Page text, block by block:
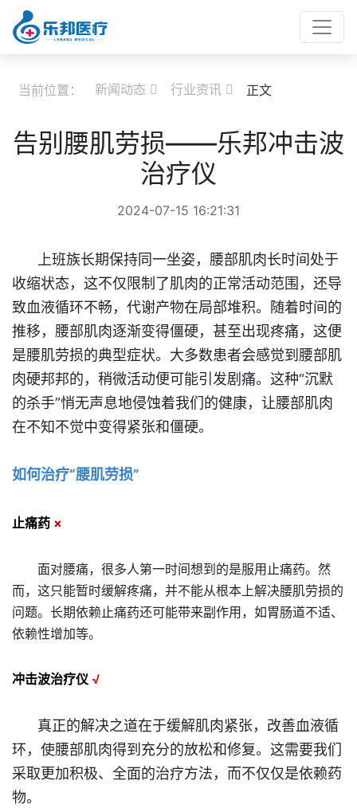
当前位置： 新闻动态  行业资讯  正文
告别腰肌劳损——乐邦冲击波
治疗仪
2024-07-15 16:21:31
上班族长期保持同一坐姿，腰部肌肉长时间处于
收缩状态，这不仅限制了肌肉的正常活动范围，还导
致血液循环不畅，代谢产物在局部堆积。随着时间的
推移，腰部肌肉逐渐变得僵硬，甚至出现疼痛，这便
是腰肌劳损的典型症状。大多数患者会感觉到腰部肌
肉硬邦邦的，稍微活动便可能引发剧痛。 这种“沉默
的杀手”悄无声息地侵蚀着我们的健康，让腰部肌肉
在不知不觉中变得紧张和僵硬。
如何治疗“腰肌劳损”
止痛药 ×
面对腰痛，很多人第一时间想到的是服用止痛药。然
而，这只能暂时缓解疼痛，并不能从根本上解决腰肌劳损的
问题。长期依赖止痛药还可能带来副作用，如胃肠道不适、
依赖性增加等。
冲击波治疗仪 √
真正的解决之道在于缓解肌肉紧张，改善血液循
环，使腰部肌肉得到充分的放松和修复。这需要我们
采取更加积极、全面的治疗方法，而不仅仅是依赖药
物。